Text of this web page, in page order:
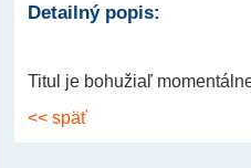
Detailný popis:
Titul je bohužiaľ
<< späť